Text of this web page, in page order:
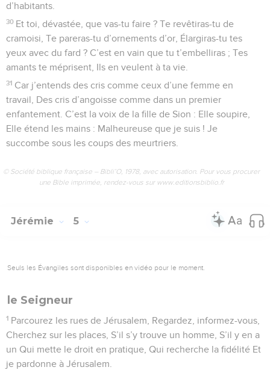
d’habitants.
30 Et toi, dévastée, que vas-tu faire ? Te revêtiras-tu de
cramoisi, Te pareras-tu d’ornements d’or, Élargiras-tu tes
yeux avec du fard ? C’est en vain que tu t’embelliras ; Tes
amants te méprisent, Ils en veulent à ta vie.
31 Car j’entends des cris comme ceux d’une femme en
travail, Des cris d’angoisse comme dans un premier
enfantement. C’est la voix de la fille de Sion : Elle soupire,
Elle étend les mains : Malheureuse que je suis ! Je
succombe sous les coups des meurtriers.
© Société biblique française – Bibli’O, 1978, avec autorisation. Pour vous procurer
une Bible imprimée, rendez-vous sur www.editionsbiblio.fr
Jérémie 5
Seuls les Évangiles sont disponibles en vidéo pour le moment.
le Seigneur
1 Parcourez les rues de Jérusalem, Regardez, informez-vous,
Cherchez sur les places, S’il s’y trouve un homme, S’il y en a
un Qui mette le droit en pratique, Qui recherche la fidélité Et
je pardonne à Jérusalem.